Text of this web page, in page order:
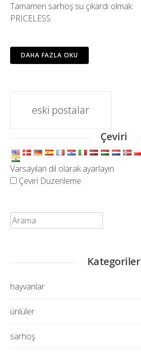
Tamamen sarhoş su çıkardı olmak:
PRICELESS
DAHA FAZLA OKU
Mesaj
navigasyon
eski postalar
Çeviri
Varsayılan dil olarak ayarlayın
Çeviri Düzenleme
Ara:
Kategoriler
hayvanlar
ünlüler
sarhoş